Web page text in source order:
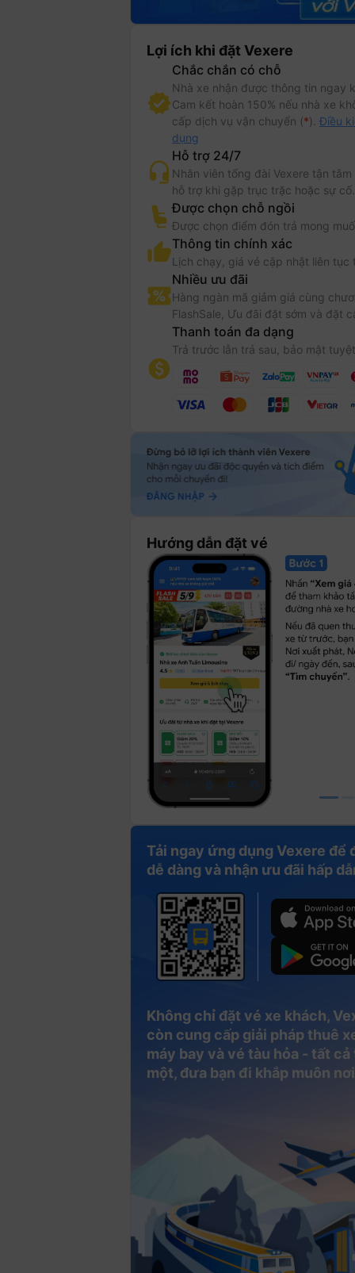
Lợi ích khi đặt Vexere
Chắc chắn có chỗ
Nhà xe nhận được thông tin ngay
Cam kết hoàn 150% nếu nhà xe
cấp dịch vụ vận chuyển (*). Điều
dụng
Hỗ trợ 24/7
Nhân viên tổng đài Vexere tận
hỗ trợ khi gặp trục trặc hoặc sự cố.
Được chọn chỗ ngồi
Được chọn điểm đón trả mong
Thông tin chính xác
Lịch chạy, giá vé cập nhật liên tục
Nhiều ưu đãi
Hàng ngàn mã giảm giá cùng
FlashSale, Ưu đãi đặt sớm và đặt
Thanh toán đa dạng
Trả trước lẫn trả sau, bảo mật tuyệt
Hướng dẫn đặt vé
Tải ngay ứng dụng Vexere để
dễ dàng và nhận ưu đãi hấp
Không chỉ đặt vé xe khách,
còn cung cấp giải pháp thuê
máy bay và vé tàu hỏa - tất cả
một, đưa bạn đi khắp muôn